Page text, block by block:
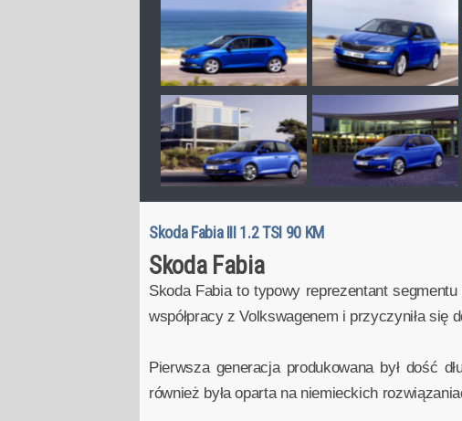
Skoda Fabia III 1.2 TSI 90 KM
Skoda Fabia
Skoda Fabia to typowy reprezentant
współpracy z Volkswagenem i przyczyniła
Pierwsza generacja produkowana był dość
również była oparta na niemieckich